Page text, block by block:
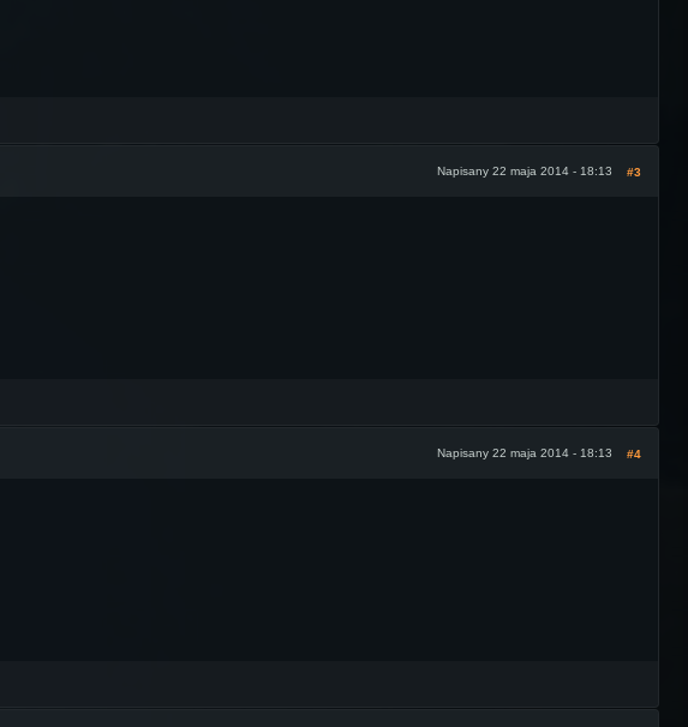
Napisany 22 maja 2014 - 18:13 #3
Napisany 22 maja 2014 - 18:13 #4